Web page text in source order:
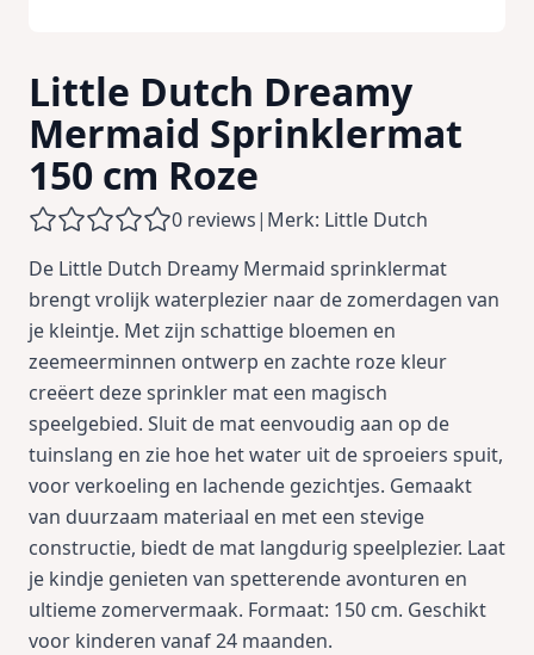
Little Dutch Dreamy
Mermaid Sprinklermat
150 cm Roze
0 reviews| Merk: Little Dutch
De Little Dutch Dreamy Mermaid sprinklermat
brengt vrolijk waterplezier naar de zomerdagen van
je kleintje. Met zijn schattige bloemen en
zeemeerminnen ontwerp en zachte roze kleur
creëert deze sprinkler mat een magisch
speelgebied. Sluit de mat eenvoudig aan op de
tuinslang en zie hoe het water uit de sproeiers spuit,
voor verkoeling en lachende gezichtjes. Gemaakt
van duurzaam materiaal en met een stevige
constructie, biedt de mat langdurig speelplezier. Laat
je kindje genieten van spetterende avonturen en
ultieme zomervermaak. Formaat: 150 cm. Geschikt
voor kinderen vanaf 24 maanden.